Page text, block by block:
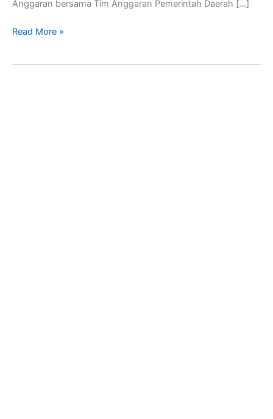
Anggaran bersama Tim Anggaran Pemerintah Daerah […]
Read More »